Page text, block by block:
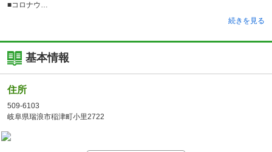
■コロナウ
続きを見る
基本情報
住所
509-6103
岐阜県瑞浪市稲津町小里2722